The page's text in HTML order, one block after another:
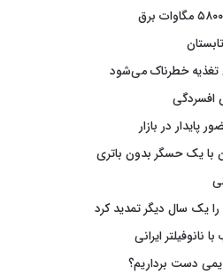
تغذیه خطرناک می‌شود
افسردگی
پایدار در بازار
با یک حسگر بدون باتری
دست برداریم؟